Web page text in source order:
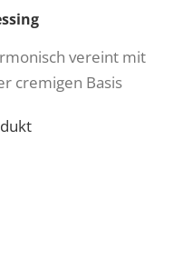
vereint mit
cremigen Basis